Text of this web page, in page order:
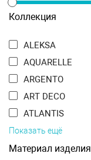
Коллекция
ALEKSA
AQUARELLE
ARGENTO
ART DECO
ATLANTIS
Показать ещё
Материал изделия